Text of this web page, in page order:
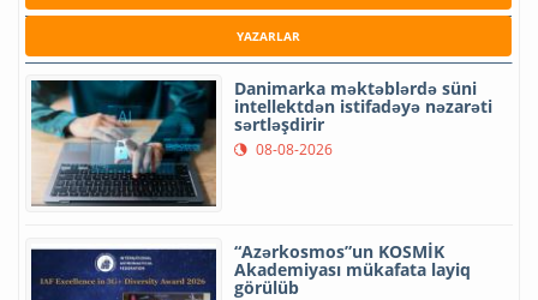
YAZARLAR
Danimarka məktəblərdə süni
intellektdən istifadəyə nəzarəti
sərtləşdirir
08-08-2026
“Azərkosmos”un KOSMİK
Akademiyası mükafata layiq
görülüb